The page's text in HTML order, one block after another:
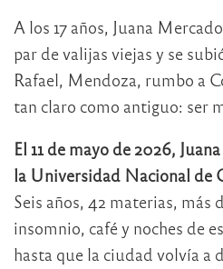
A los 17 años, Juana
par de valijas viejas y se
Rafael, Mendoza, rumbo a
tan claro como antiguo: ser
El 11 de mayo de 2026,
la Universidad Nacional de
Seis años, 42 materias, más
insomnio, café y noches de
hasta que la ciudad volvía a